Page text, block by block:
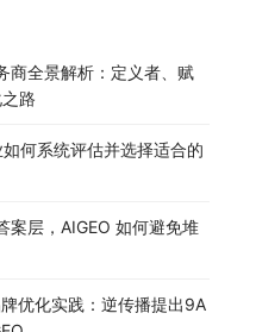
商全景解析：定义者、赋
路
何系统评估并选择适合的
案层，AIGEO 如何避免堆
优化实践：逆传播提出9A